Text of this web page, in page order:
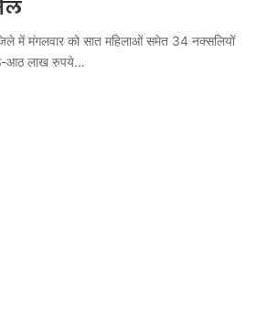
में मंगलवार को सात महिलाओं समेत 34 नक्सलियों
आठ लाख रुपये…